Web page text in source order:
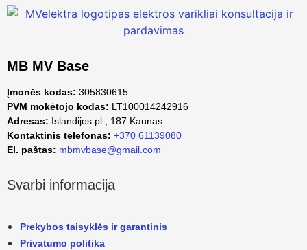
MB MV Base
Įmonės kodas: 305830615
PVM mokėtojo kodas: LT100014242916
Adresas: Islandijos pl., 187 Kaunas
Kontaktinis telefonas: +370 61139080
El. paštas: mbmvbase@gmail.com
Svarbi informacija
Prekybos taisyklės ir garantinis
Privatumo politika